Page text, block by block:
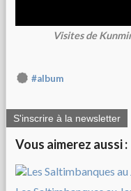
Visites de
#album
S'inscrire à la newsletter
Vous aimerez aussi :